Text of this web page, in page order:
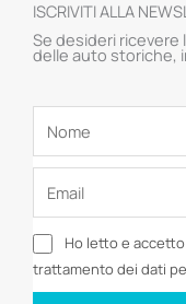
ISCRIVITI ALLA
Se desideri
delle auto storiche,
Ho letto e
trattamento dei dati